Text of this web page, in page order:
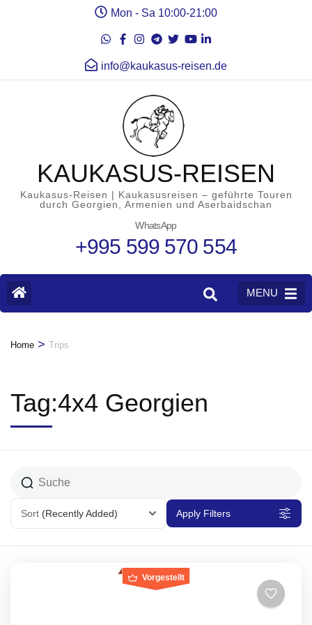
Mon - Sa 10:00-21:00
info@kaukasus-reisen.de
KAUKASUS-REISEN
Kaukasus-Reisen | Kaukasusreisen – geführte Touren
durch Georgien, Armenien und Aserbaidschan
WhatsApp
+995 599 570 554
MENU
Home > Trips
Tag:4x4 Georgien
Sort (Recently Added) Apply Filters
Vorgestellt